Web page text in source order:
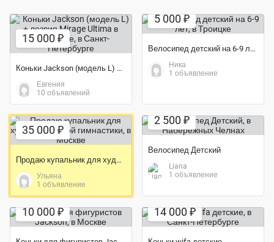
15 000 ₽
Коньки Jackson (модель L) + лезвия Mirage Ultima в комплекте
Евгения
10 объявлений
5 000 ₽
Велосипед детский на 6-9 лет
Ника
1 объявление
35 000 ₽
Продаю купальник для художественной гимнастики
Ульяна
1 объявление
2 500 ₽
Велосипед Детский
Liana
1 объявление
10 000 ₽ 14 000 ₽